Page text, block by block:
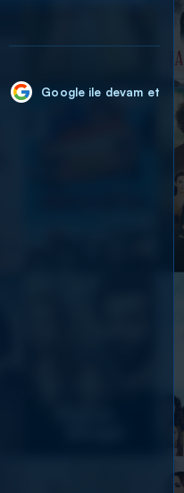
Google ile devam et